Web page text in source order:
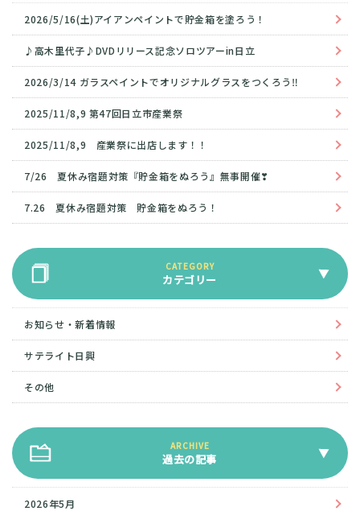
2026/5/16(土)アイアンペイントで貯金箱を塗ろう！
♪高木里代子♪DVDリリース記念ソロツアーin日立
2026/3/14 ガラスペイントでオリジナルグラスをつくろう‼
2025/11/8,9 第47回日立市産業祭
2025/11/8,9 産業祭に出店します！！
7/26 夏休み宿題対策『貯金箱をぬろう』無事開催❣
7.26 夏休み宿題対策 貯金箱をぬろう！
カテゴリー
お知らせ・新着情報
サテライト日興
その他
過去の記事
2026年5月